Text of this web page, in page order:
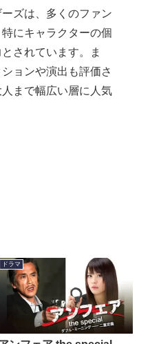
ズは、多くのファン
にキャラクターの個
されています。ま
ョンや演出も評価さ
まで幅広い層に人気
ドラマ